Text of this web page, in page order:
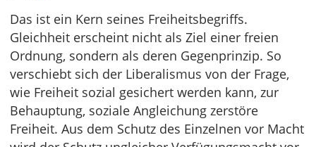
Das ist ein Kern seines Freiheitsbegriffs.
Gleichheit erscheint nicht als Ziel einer freien
Ordnung, sondern als deren Gegenprinzip. So
verschiebt sich der Liberalismus von der Frage,
wie Freiheit sozial gesichert werden kann, zur
Behauptung, soziale Angleichung zerstöre
Freiheit. Aus dem Schutz des Einzelnen vor Macht